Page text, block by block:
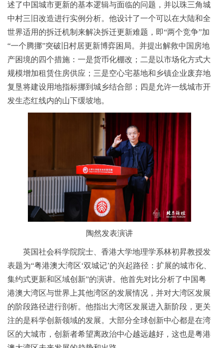
述了中国城市更新的基本逻辑与面临的问题，并以珠三角城
中村三旧改造进行实例分析。他设计了一个可以在大陆和全
世界适用的拆迁机制来解决拆迁更新难题，即“两个竞争”加
“一个腾挪”突破旧村居更新博弈困局。并提出解救中国房地
产困境的四个措施：一是货币化棚改；二是以市场化方式大
规模增加租赁住房供应；三是空心宅基地和乡镇企业废弃地
复垦将建设用地指标挪到城乡结合部；四是允许一线城市开
发生态红线内的山下缓坡地。
陶然发表演讲
英国社会科学院院士、香港大学地理学系林初昇教授发
表题为“粤港澳大湾区‘双城记’的兴起路径：扩展的城市化、
集约式更新和区域创新”的演讲。他首先对比分析了中国粤
港澳大湾区与世界上其他湾区的发展情况，并对大湾区发展
的阶段路径进行剖析。他指出大湾区发展进入新阶段，更关
注的是科学创新领域的发展。大部分全球创新中心都是在湾
区的大城市，创新者希望离政治中心越远越好，这也是粤港